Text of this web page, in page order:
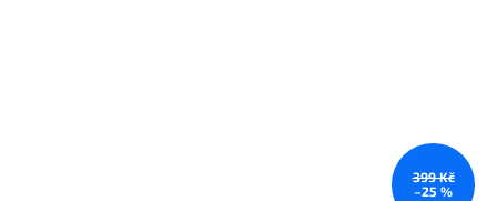
399 Kč
–25 %